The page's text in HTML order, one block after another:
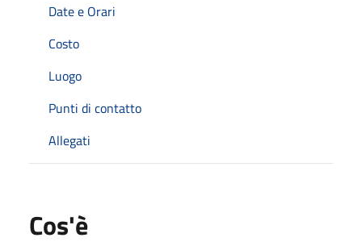
Date e Orari
Costo
Luogo
Punti di contatto
Allegati
Cos'è